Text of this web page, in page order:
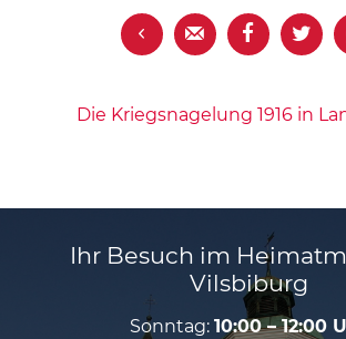
   
Die Kriegsnagelung 1916 in
Ihr Besuch im
Vilsbiburg
Sonntag: 10:00 – 12:00